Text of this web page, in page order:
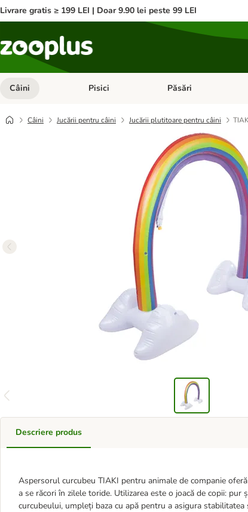
Livrare gratis ≥ 199 LEI | Doar 9.90 lei peste 99 LEI
Câini Deschideți meniul cu categorii: Câini
Pisici Deschideți meniul cu
Păsări
Câini Jucării pentru câini Jucării plutitoare pentru câini
Descriere produs
Aspersorul curcubeu TIAKI pentru animale de companie
a se răcori în zilele toride. Utilizarea este o joacă de copii:
curcubeului, umpleți baza cu apă pentru a asigura stabilitatea